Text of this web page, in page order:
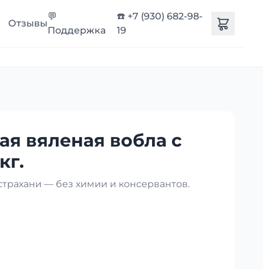
Отзывы
💬
Поддержка
☎️ +7 (930) 682-98-
19
вяленая вобла с
— без химии и консервантов.